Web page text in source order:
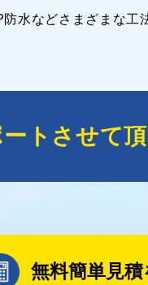
水などさまざまな工
トさせて頂
無料簡単見